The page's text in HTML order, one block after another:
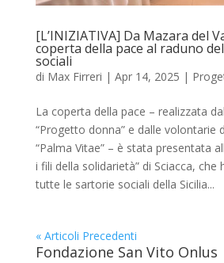
[L’INIZIATIVA] Da Mazara del
coperta della pace al raduno
sociali
di Max Firreri | Apr 14, 2025 |
La coperta della pace – realizzata
“Progetto donna” e dalle volontarie
“Palma Vitae” – è stata presentata
i fili della solidarietà” di Sciacca, che
tutte le sartorie sociali della Sicilia...
« Articoli Precedenti
Fondazione San Vito Onlus